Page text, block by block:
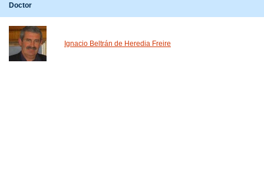
Doctor
Ignacio Beltrán de Heredia Freire